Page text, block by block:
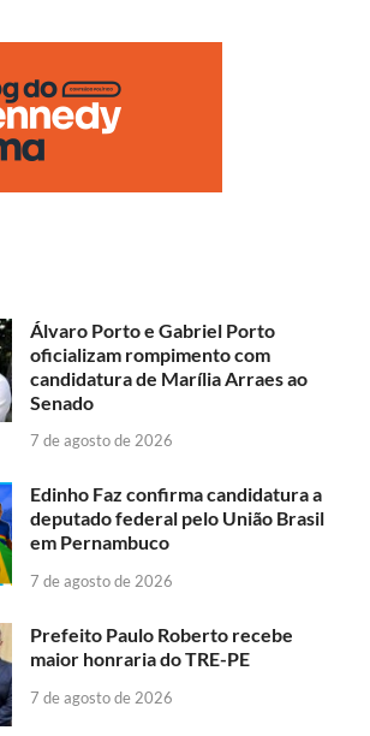
Li
n
k
dI
n
Álvaro Porto e Gabriel Porto
oficializam rompimento com
candidatura de Marília Arraes ao
Senado
7 de agosto de 2026
Edinho Faz confirma candidatura a
deputado federal pelo União Brasil
em Pernambuco
7 de agosto de 2026
Prefeito Paulo Roberto recebe
maior honraria do TRE-PE
7 de agosto de 2026